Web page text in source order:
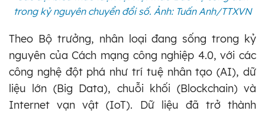
trong kỷ nguyên chuyển đổi số. Ảnh: Tuấn Anh/TTXVN
Theo Bộ trưởng, nhân loại đang sống trong kỷ
nguyên của Cách mạng công nghiệp 4.0, với các
công nghệ đột phá như trí tuệ nhân tạo (AI), dữ
liệu lớn (Big Data), chuỗi khối (Blockchain) và
Internet vạn vật (IoT). Dữ liệu đã trở thành